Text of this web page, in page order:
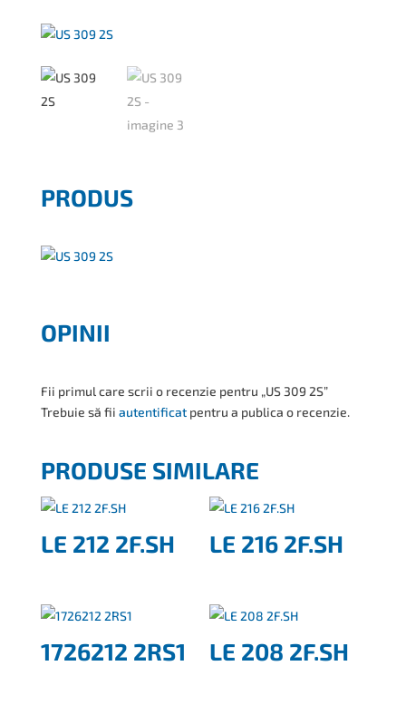
PRODUS
OPINII
Fii primul care scrii o recenzie pentru „US 309 2S”
Trebuie să fii autentificatpentru a publica o recenzie.
PRODUSE SIMILARE
LE 212 2F.SH LE 216 2F.SH
1726212 2RS1 LE 208 2F.SH